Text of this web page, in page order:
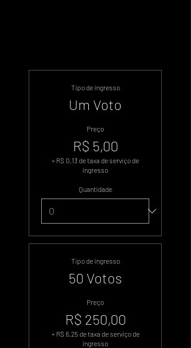
Tipo de ingresso
Um Voto
Preço
R$ 5,00
+ R$ 0,13 de taxa de serviço de
ingresso
Quantidade
Tipo de ingresso
50 Votos
Preço
R$ 250,00
+ R$ 6,25 de taxa de serviço de
ingresso